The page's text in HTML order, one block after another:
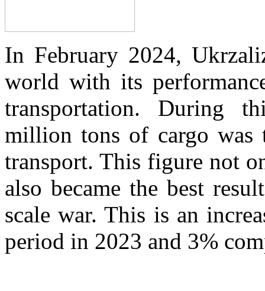
In February 2024,
world with its
transportation. During
million tons of cargo was
transport. This figure not
also became the best
scale war. This is an
period in 2023 and 3%